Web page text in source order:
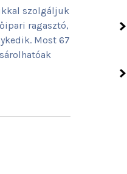
szolgáljuk
ragasztó,
Most 67